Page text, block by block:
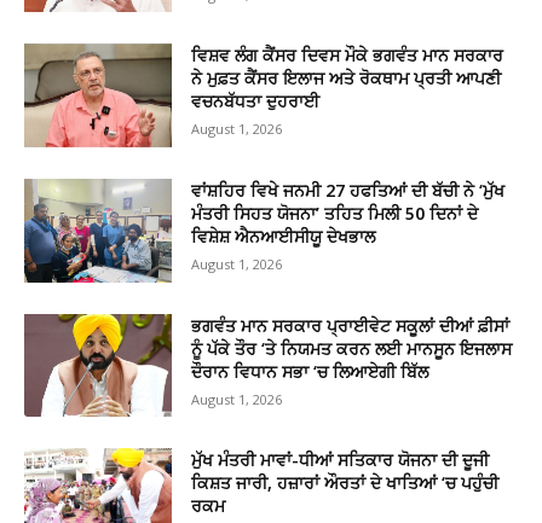
ਵਿਸ਼ਵ ਲੰਗ ਕੈਂਸਰ ਦਿਵਸ ਮੌਕੇ ਭਗਵੰਤ ਮਾਨ ਸਰਕਾਰ
ਨੇ ਮੁਫ਼ਤ ਕੈਂਸਰ ਇਲਾਜ ਅਤੇ ਰੋਕਥਾਮ ਪ੍ਰਤੀ ਆਪਣੀ
ਵਚਨਬੱਧਤਾ ਦੁਹਰਾਈ
August 1, 2026
ਵਾਂਸ਼ਹਿਰ ਵਿਖੇ ਜਨਮੀ 27 ਹਫਤਿਆਂ ਦੀ ਬੱਚੀ ਨੇ ‘ਮੁੱਖ
ਮੰਤਰੀ ਸਿਹਤ ਯੋਜਨਾ’ ਤਹਿਤ ਮਿਲੀ 50 ਦਿਨਾਂ ਦੇ
ਵਿਸ਼ੇਸ਼ ਐਨਆਈਸੀਯੂ ਦੇਖਭਾਲ
August 1, 2026
ਭਗਵੰਤ ਮਾਨ ਸਰਕਾਰ ਪ੍ਰਾਈਵੇਟ ਸਕੂਲਾਂ ਦੀਆਂ ਫ਼ੀਸਾਂ
ਨੂੰ ਪੱਕੇ ਤੌਰ ‘ਤੇ ਨਿਯਮਤ ਕਰਨ ਲਈ ਮਾਨਸੂਨ ਇਜਲਾਸ
ਦੌਰਾਨ ਵਿਧਾਨ ਸਭਾ ‘ਚ ਲਿਆਏਗੀ ਬਿੱਲ
August 1, 2026
ਮੁੱਖ ਮੰਤਰੀ ਮਾਵਾਂ-ਧੀਆਂ ਸਤਿਕਾਰ ਯੋਜਨਾ ਦੀ ਦੂਜੀ
ਕਿਸ਼ਤ ਜਾਰੀ, ਹਜ਼ਾਰਾਂ ਔਰਤਾਂ ਦੇ ਖਾਤਿਆਂ ‘ਚ ਪਹੁੰਚੀ
ਰਕਮ